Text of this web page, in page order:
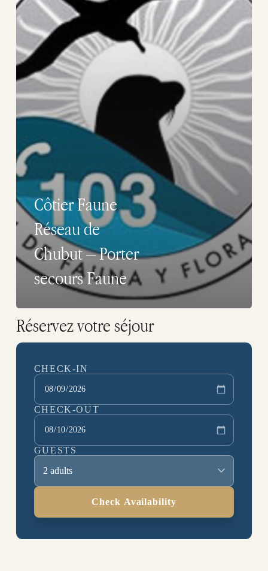
Porter
secours
Faune
Côtier Faune
Réseau de
Chubut – Porter
secours Faune
Réservez votre séjour
CHECK-IN
CHECK-OUT
GUESTS
2 adults
Check Availability